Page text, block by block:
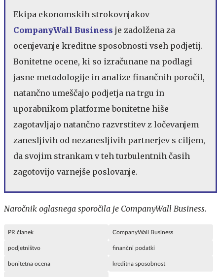
Ekipa ekonomskih strokovnjakov
CompanyWall Business je zadolžena za
ocenjevanje kreditne sposobnosti vseh podjetij.
Bonitetne ocene, ki so izračunane na podlagi
jasne metodologije in analize finančnih poročil,
natančno umeščajo podjetja na trgu in
uporabnikom platforme bonitetne hiše
zagotavljajo natančno razvrstitev z ločevanjem
zanesljivih od nezanesljivih partnerjev s ciljem,
da svojim strankam v teh turbulentnih časih
zagotovijo varnejše poslovanje.
Naročnik oglasnega sporočila je CompanyWall Business.
PR članek CompanyWall Business
podjetništvo finančni podatki
bonitetna ocena kreditna sposobnost